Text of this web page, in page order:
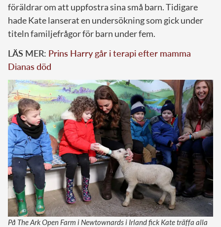
föräldrar om att uppfostra sina små barn. Tidigare
hade Kate lanserat en undersökning som gick under
titeln familjefrågor för barn under fem.
LÄS MER: Prins Harry går i terapi efter mamma
Dianas död
På The Ark Open Farm i Newtownards i Irland fick Kate träffa alla